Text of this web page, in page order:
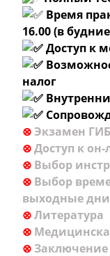
Время
16.00 (в
Доступ к
налог
⊗ Экзамен
⊗Доступ к
⊗ Выбор
⊗ Выбор
выходные дни
⊗Литература
⊗
⊗ Заключение